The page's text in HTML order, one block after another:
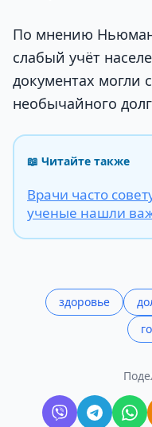
По мнению
слабый учёт
документах могли
необычайного
📖 Читайте также
Врачи часто
ученые нашли
здоровье